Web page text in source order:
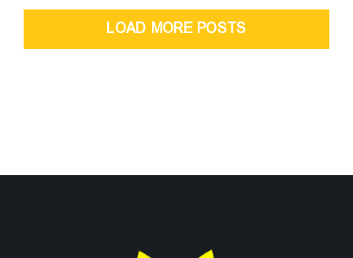
LOAD MORE POSTS